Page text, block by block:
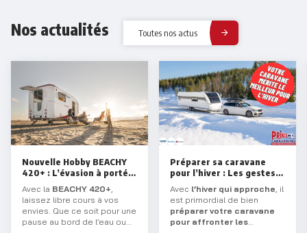
Nos actualités Toutes nos actus
Nouvelle Hobby BEACHY
420+ : L’évasion à portée
de main !
Avec la BEACHY 420+,
laissez libre cours à vos
envies. Que ce soit pour une
pause au bord de l’eau ou
Préparer sa caravane
pour l’hiver : Les gestes
essentiels
Avec l’hiver qui approche, il
est primordial de bien
préparer votre caravane
pour affronter les